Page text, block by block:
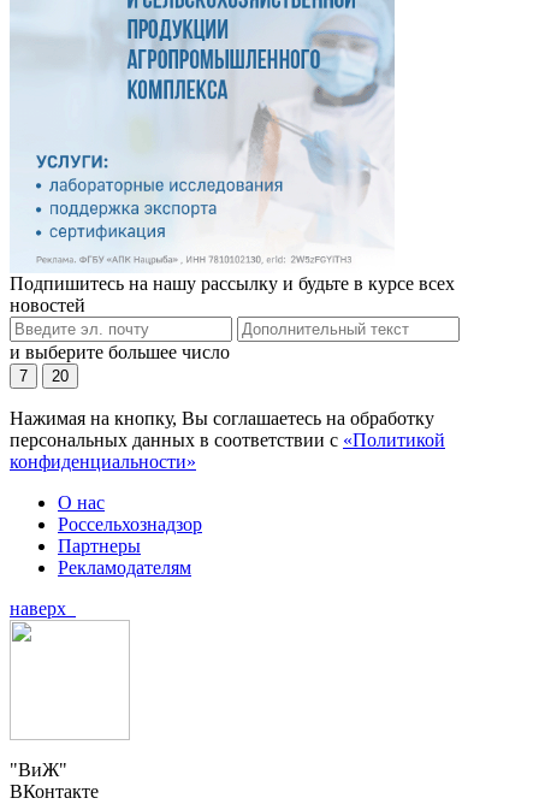
Подпишитесь на нашу рассылку и будьте в курсе всех
новостей
и выберите большее число
7 20
Нажимая на кнопку, Вы соглашаетесь на обработку
персональных данных в соответствии с «Политикой
конфиденциальности»
О нас
Россельхознадзор
Партнеры
Рекламодателям
наверх
"ВиЖ"
ВКонтакте